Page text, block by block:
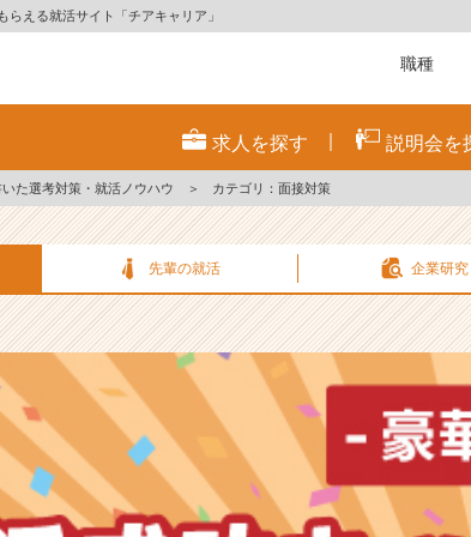
える就活サイト「チアキャリア」
求人を探す 説明会を
た選考対策・就活ノウハウ ＞ カテゴリ：面接対策
先輩の就活 企業研究